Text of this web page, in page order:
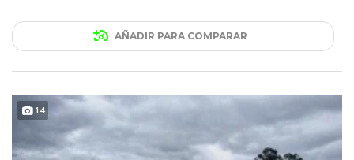
AÑADIR PARA COMPARAR
14